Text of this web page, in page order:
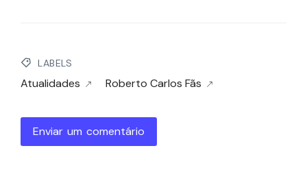
LABELS
Atualidades Roberto Carlos Fãs
Enviar um comentário